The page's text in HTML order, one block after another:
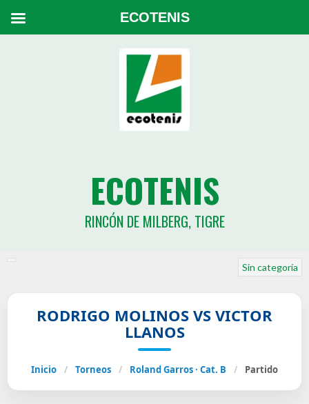
ECOTENIS
RINCÓN DE MILBERG, TIGRE
Sin categoría
RODRIGO MOLINOS VS VICTOR
LLANOS
Inicio / Torneos / Roland Garros · Cat. B / Partido
ECOTENIS